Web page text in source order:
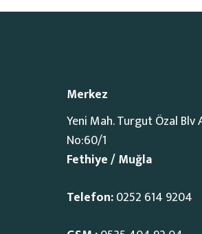
Merkez
Yeni Mah. Turgut Özal Blv
No:60/1
Fethiye / Muğla
Telefon:0252 614 9204